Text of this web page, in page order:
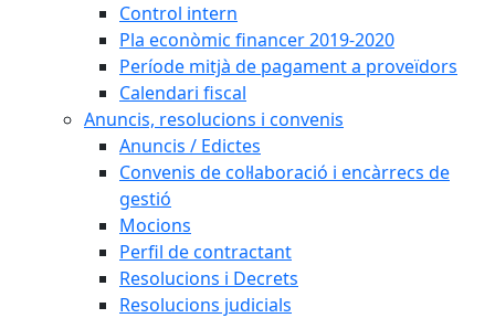
Control intern
Pla econòmic financer 2019-2020
Període mitjà de pagament a proveïdors
Calendari fiscal
Anuncis, resolucions i convenis
Anuncis / Edictes
Convenis de col·laboració i encàrrecs de
gestió
Mocions
Perfil de contractant
Resolucions i Decrets
Resolucions judicials